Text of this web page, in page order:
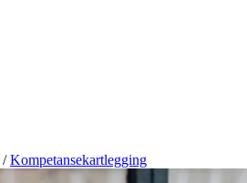
/ Kompetansekartlegging